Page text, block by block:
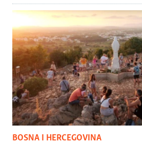
BOSNA I HERCEGOVINA